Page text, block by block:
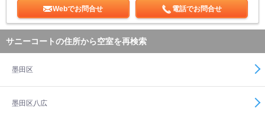
Webでお問合せ 電話でお問合せ
サニーコートの住所から空室を再検索
墨田区
墨田区八広